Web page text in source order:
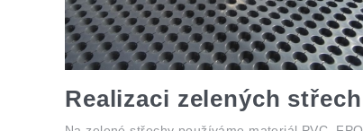
Realizaci zelených střech